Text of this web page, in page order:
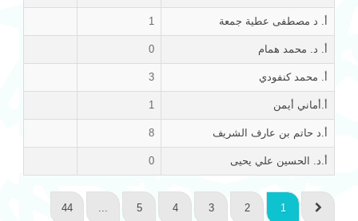
أ. د مصطفى عطية جمعة 1
أ. د. محمد همام 0
أ. محمد كنفودي 3
أ.أماني أيمن 1
أ.د حاتم بن عارف الشريف 8
أ.د. الحسين علي يحيى 0
1
2
3
4
5
...
44